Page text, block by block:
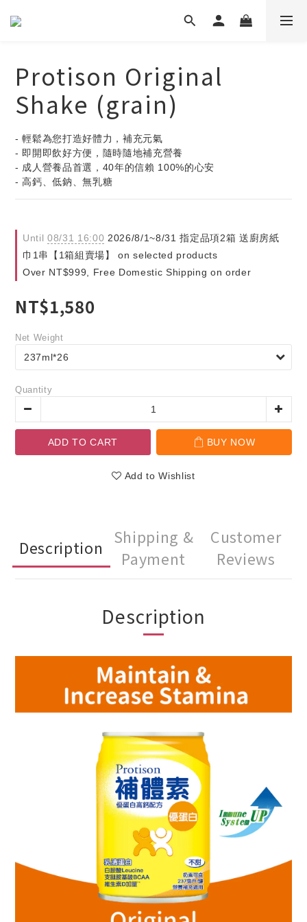
Protison Original
Shake (grain)
- 輕鬆為您打造好體力，補充元氣
- 即開即飲好方便，隨時隨地補充營養
- 成人營養品首選，40年的信賴 100%的心安
- 高鈣、低鈉、無乳糖
Until 08/31 16:00 2026/8/1~8/31 指定品項2箱 送廚房紙
巾1串【1箱組賣場】 on selected products
Over NT$999, Free Domestic Shipping on order
NT$1,580
Net Weight
Quantity
ADD TO CART BUY NOW
Add to Wishlist
Description
Shipping &
Payment
Customer
Reviews
Description